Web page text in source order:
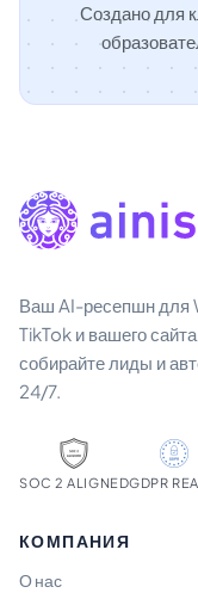
Создано для
Ваш AI-ресепшн
TikTok и вашего
собирайте лиды и
24/7.
SOC 2 ALIGNEDGDPR
КОМПАНИЯ
О нас